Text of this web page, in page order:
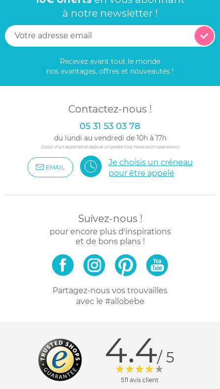
à notre newsletter !
Recevez avant tout le monde
nos avantages, offres et nouveautés !
Contactez-nous !
05 31 53 03 78
du lundi au vendredi de 10h à 17h
(Coût d'un appel local depuis un poste fixe, hors coût opérateur)
EMAIL
Je choisis un créneau
pour être appelé
Suivez-nous !
pour encore plus d'inspirations
et de bons plans !
Partagez-nous vos trouvailles
avec le #allobebe
4.4/ 5
511 avis client